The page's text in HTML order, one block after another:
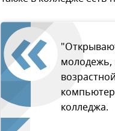
молодежь,
колледжа.